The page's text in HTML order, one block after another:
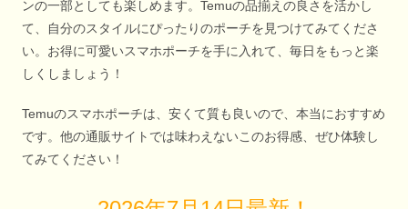
ンの一部としても楽しめます。Temuの品揃えの良さを活かし
て、自分のスタイルにぴったりのポーチを見つけてみてくださ
い。お得に可愛いスマホポーチを手に入れて、毎日をもっと楽
しくしましょう！
Temuのスマホポーチは、安くて質も良いので、本当におすすめ
です。他の通販サイトでは味わえないこのお得感、ぜひ体験し
てみてください！